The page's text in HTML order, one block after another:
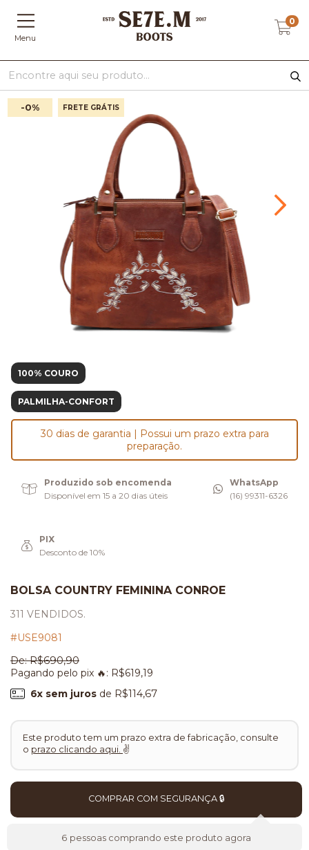
Menu
0
-0% FRETE GRÁTIS
100% COURO
PALMILHA-CONFORT
30 dias de garantia | Possui um prazo extra para
preparação.
Produzido sob encomenda
Disponível em 15 a 20 dias úteis
WhatsApp
(16) 99311-6326
PIX
Desconto de 10%
BOLSA COUNTRY FEMININA CONROE
311 VENDIDOS.
#USE9081
De:R$690,90
Pagando pelo pix 🔥: R$619,19
6x sem jurosde R$114,67
Este produto tem um prazo extra de fabricação, consulte
o prazo clicando aqui. ✌
6 pessoas comprando este produto agora